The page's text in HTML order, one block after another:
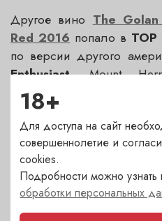
Другое вино The
Red 2016 попало в
по версии другого
Enthusiast.Mount
продаваемое вино в
соотношением цены и
ДРУГИЕ
18+
Для доступа на сайт
совершеннолетие и
cookies.
Подробности можно
обработки персональных